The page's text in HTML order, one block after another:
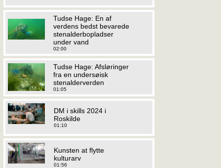
Tudse Hage: En af
verdens bedst bevarede
stenalderbopladser
under vand
02:00
Tudse Hage: Afsløringer
fra en undersøisk
stenalderverden
01:05
DM i skills 2024 i
Roskilde
01:10
Kunsten at flytte
kulturarv
01:56